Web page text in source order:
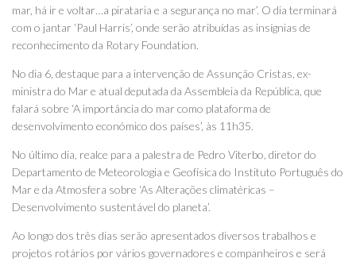
mar, há ir e voltar…a pirataria e a segurança no mar’. O dia terminará
com o jantar ‘Paul Harris’, onde serão atribuídas as insígnias de
reconhecimento da Rotary Foundation.
No dia 6, destaque para a intervenção de Assunção Cristas, ex-
ministra do Mar e atual deputada da Assembleia da República, que
falará sobre ‘A importância do mar como plataforma de
desenvolvimento económico dos países’, às 11h35.
No último dia, realce para a palestra de Pedro Viterbo, diretor do
Departamento de Meteorologia e Geofísica do Instituto Português do
Mar e da Atmosfera sobre ‘As Alterações climatéricas –
Desenvolvimento sustentável do planeta’.
Ao longo dos três dias serão apresentados diversos trabalhos e
projetos rotários por vários governadores e companheiros e será